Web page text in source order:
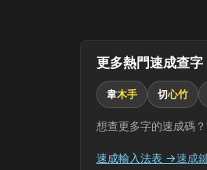
更多熱門速成查字
韋木手 切心竹
想查更多字的速成碼
速成輸入法表 →速成